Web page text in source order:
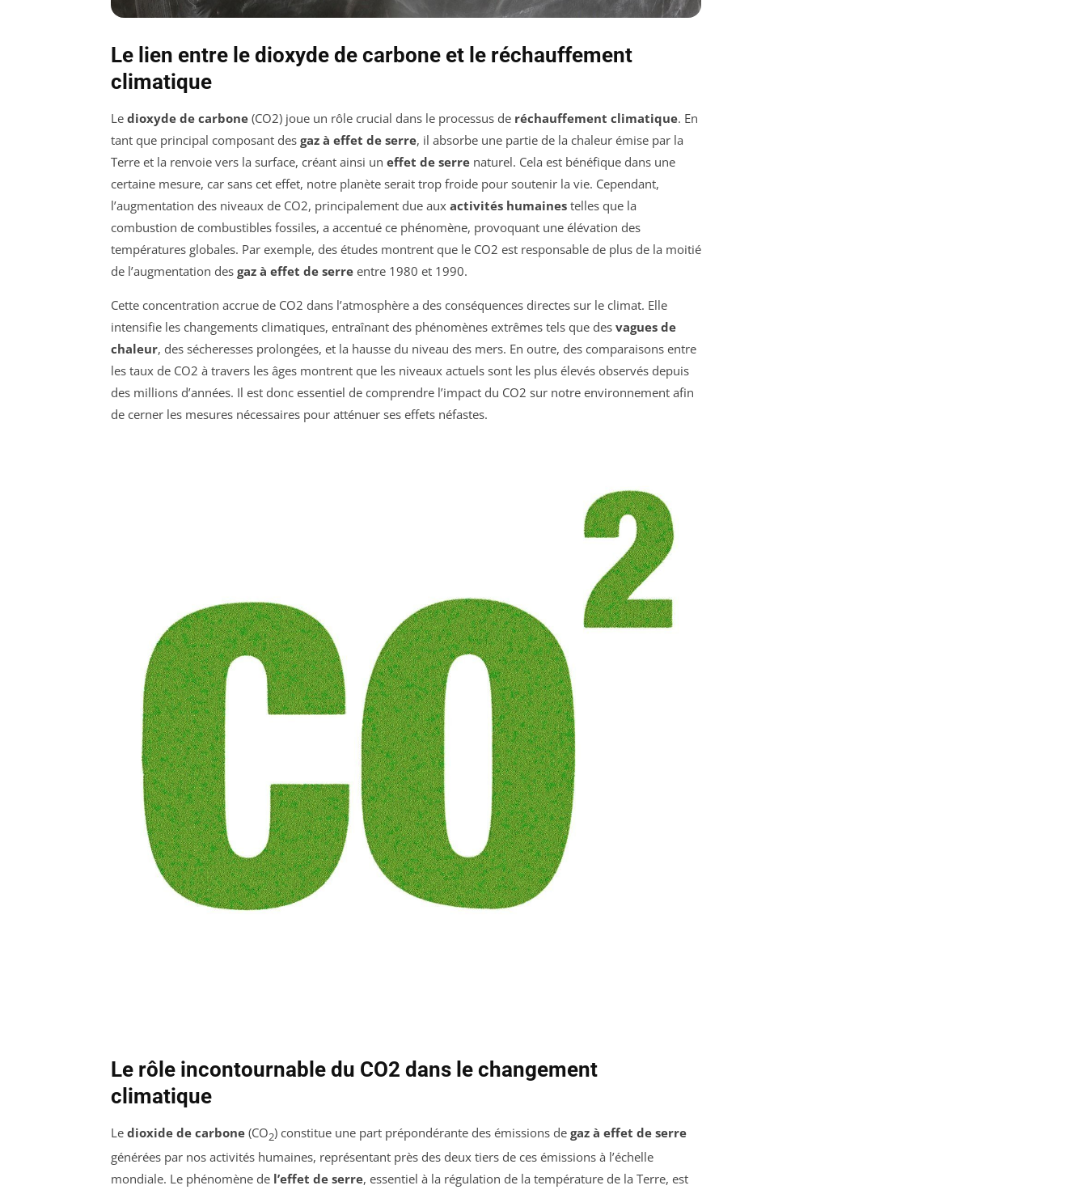
Le lien entre le dioxyde de carbone et le réchauffement
climatique
Le dioxyde de carbone (CO2) joue un rôle crucial dans le processus de réchauffement climatique. En
tant que principal composant des gaz à effet de serre, il absorbe une partie de la chaleur émise par la
Terre et la renvoie vers la surface, créant ainsi un effet de serre naturel. Cela est bénéfique dans une
certaine mesure, car sans cet effet, notre planète serait trop froide pour soutenir la vie. Cependant,
l’augmentation des niveaux de CO2, principalement due aux activités humaines telles que la
combustion de combustibles fossiles, a accentué ce phénomène, provoquant une élévation des
températures globales. Par exemple, des études montrent que le CO2 est responsable de plus de la moitié
de l’augmentation des gaz à effet de serre entre 1980 et 1990.
Cette concentration accrue de CO2 dans l’atmosphère a des conséquences directes sur le climat. Elle
intensifie les changements climatiques, entraînant des phénomènes extrêmes tels que des vagues de
chaleur, des sécheresses prolongées, et la hausse du niveau des mers. En outre, des comparaisons entre
les taux de CO2 à travers les âges montrent que les niveaux actuels sont les plus élevés observés depuis
des millions d’années. Il est donc essentiel de comprendre l’impact du CO2 sur notre environnement afin
de cerner les mesures nécessaires pour atténuer ses effets néfastes.
Le rôle incontournable du CO2 dans le changement
climatique
Le dioxide de carbone (CO2) constitue une part prépondérante des émissions de gaz à effet de serre
générées par nos activités humaines, représentant près des deux tiers de ces émissions à l’échelle
mondiale. Le phénomène de l’effet de serre, essentiel à la régulation de la température de la Terre, est